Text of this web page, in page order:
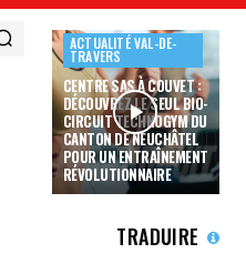
ACTUALITÉ VAL-DE-
TRAVERS
CENTRE SAS À COUVET :
DÉCOUVREZ LE SEUL BIO-
CIRCUIT TECHNOGYM DU
CANTON DE NEUCHÂTEL
POUR UN ENTRAÎNEMENT
RÉVOLUTIONNAIRE
TRADUIRE